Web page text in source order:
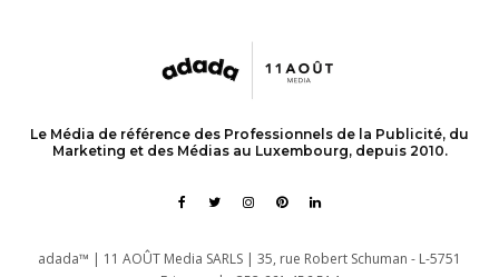
Le Média de référence des Professionnels de la Publicité, du
Marketing et des Médias au Luxembourg, depuis 2010.
adada™ | 11 AOÛT Media SARLS | 35, rue Robert Schuman - L-5751